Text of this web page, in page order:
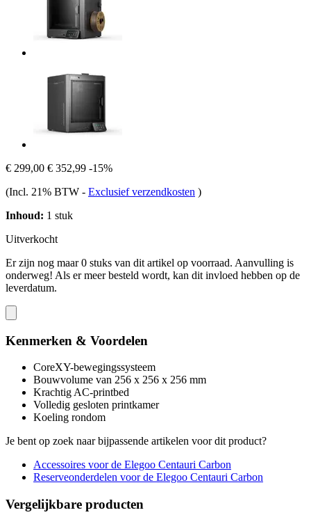
€ 299,00 € 352,99 -15%
(Incl. 21% BTW - Exclusief verzendkosten )
Inhoud: 1 stuk
Uitverkocht
Er zijn nog maar 0 stuks van dit artikel op voorraad. Aanvulling is
onderweg! Als er meer besteld wordt, kan dit invloed hebben op de
leverdatum.
Kenmerken & Voordelen
CoreXY-bewegingssysteem
Bouwvolume van 256 x 256 x 256 mm
Krachtig AC-printbed
Volledig gesloten printkamer
Koeling rondom
Je bent op zoek naar bijpassende artikelen voor dit product?
Accessoires voor de Elegoo Centauri Carbon
Reserveonderdelen voor de Elegoo Centauri Carbon
Vergelijkbare producten